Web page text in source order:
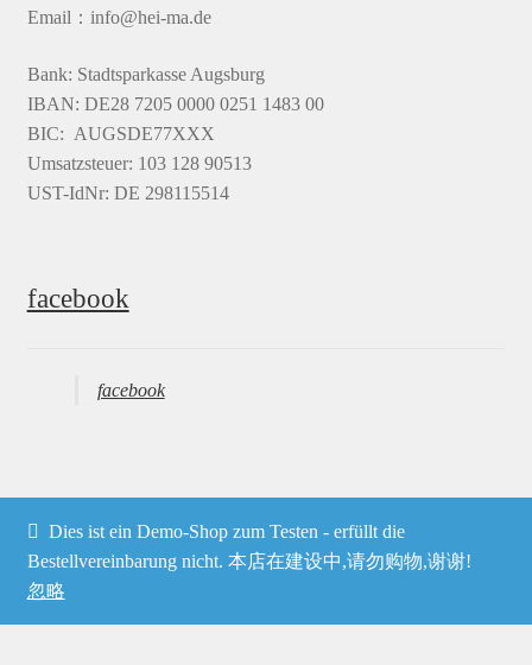
Email：info@hei-ma.de
Bank: Stadtsparkasse Augsburg
IBAN: DE28 7205 0000 0251 1483 00
BIC: AUGSDE77XXX
Umsatzsteuer: 103 128 90513
UST-IdNr: DE 298115514
facebook
facebook
© Heima online 2026
Dies ist ein Demo-Shop zum Testen - erfüllt die
Bestellvereinbarung nicht. 本店在建设中,请勿购物,谢谢!
忽略